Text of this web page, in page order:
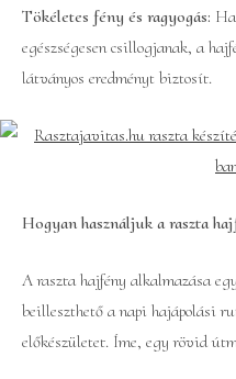
Tökéletes fény és ragyogás:
egészségesen csillogjanak, a
látványos eredményt biztosít.
Hogyan használjuk a raszta
A raszta hajfény alkalmazása
beilleszthető a napi hajápolási
előkészületet. Íme, egy rövid